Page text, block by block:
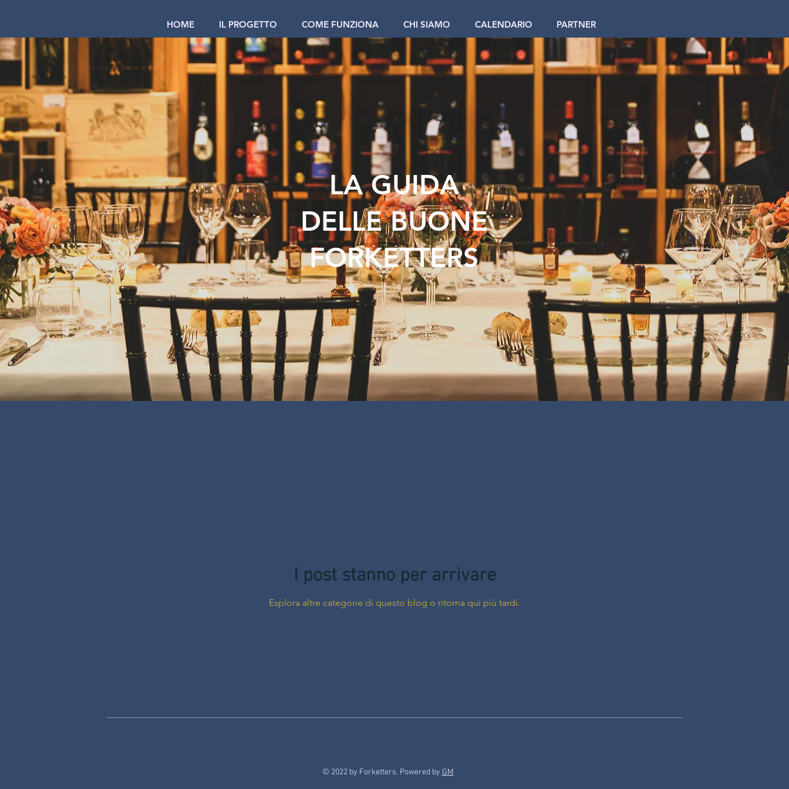
HOME IL PROGETTO COME FUNZIONA CHI SIAMO CALENDARIO PARTNER
LA GUIDA
DELLE BUONE
FORKETTERS
I post stanno per arrivare
Esplora altre categorie di questo blog o ritorna qui più tardi.
© 2022 by Forketters. Powered by GM